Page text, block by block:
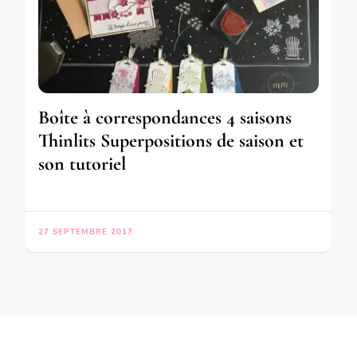
Boîte à correspondances 4 saisons
Thinlits Superpositions de saison et
son tutoriel
27 SEPTEMBRE 2017